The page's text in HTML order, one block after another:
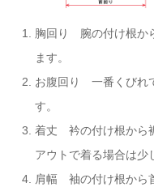
胸回り 腕の付け根か
ます。
お腹回り 一番くびれ
す。
着丈 衿の付け根から
アウトで着る場合は少
肩幅 袖の付け根から